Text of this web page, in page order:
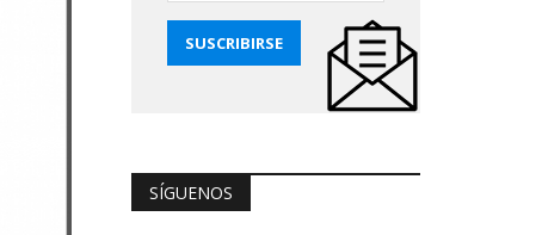
SÍGUENOS